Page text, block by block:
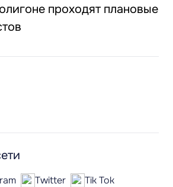
проходят плановые
Twitter
Tik Tok